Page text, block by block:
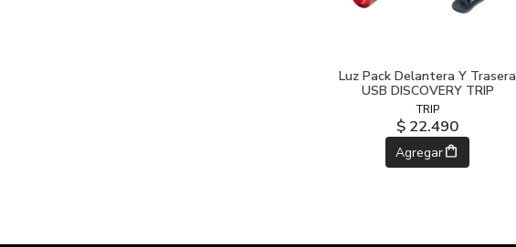
Luz Pack Delantera Y Trasera
USB DISCOVERY TRIP
TRIP
$ 22.490
Agregar